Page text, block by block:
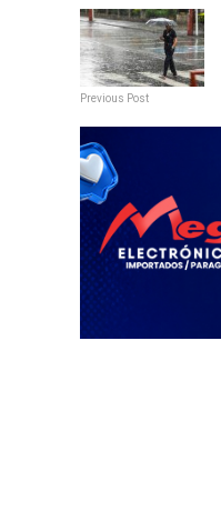
Previous Post